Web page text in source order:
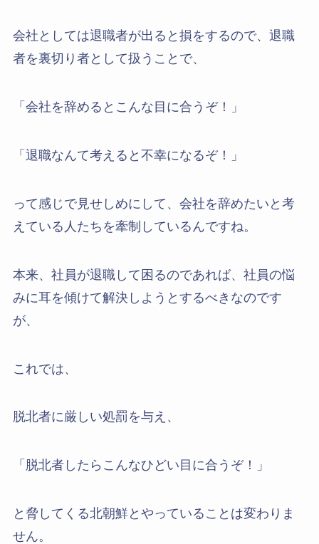
会社としては退職者が出ると損をするので、退職
者を裏切り者として扱うことで、
「会社を辞めるとこんな目に合うぞ！」
「退職なんて考えると不幸になるぞ！」
って感じで見せしめにして、会社を辞めたいと考
えている人たちを牽制しているんですね。
本来、社員が退職して困るのであれば、社員の悩
みに耳を傾けて解決しようとするべきなのです
が、
これでは、
脱北者に厳しい処罰を与え、
「脱北者したらこんなひどい目に合うぞ！」
と脅してくる北朝鮮とやっていることは変わりま
せん。